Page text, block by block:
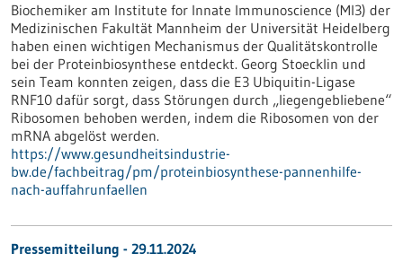
Biochemiker am Institute for Innate Immunoscience (MI3) der
Medizinischen Fakultät Mannheim der Universität Heidelberg
haben einen wichtigen Mechanismus der Qualitätskontrolle
bei der Proteinbiosynthese entdeckt. Georg Stoecklin und
sein Team konnten zeigen, dass die E3 Ubiquitin-Ligase
RNF10 dafür sorgt, dass Störungen durch „liegengebliebene“
Ribosomen behoben werden, indem die Ribosomen von der
mRNA abgelöst werden.
https://www.gesundheitsindustrie-
bw.de/fachbeitrag/pm/proteinbiosynthese-pannenhilfe-
nach-auffahrunfaellen
Pressemitteilung - 29.11.2024